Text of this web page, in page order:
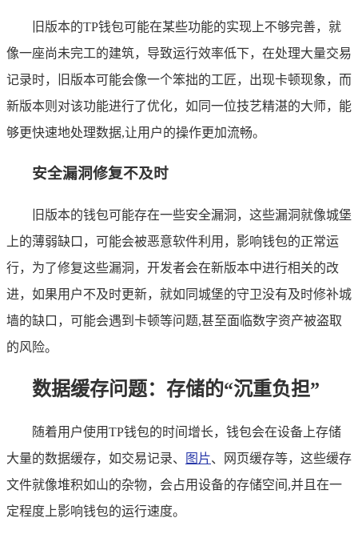
旧版本的TP钱包可能在某些功能的实现上不够完善，就
像一座尚未完工的建筑，导致运行效率低下，在处理大量交易
记录时，旧版本可能会像一个笨拙的工匠，出现卡顿现象，而
新版本则对该功能进行了优化，如同一位技艺精湛的大师，能
够更快速地处理数据,让用户的操作更加流畅。
安全漏洞修复不及时
旧版本的钱包可能存在一些安全漏洞，这些漏洞就像城堡
上的薄弱缺口，可能会被恶意软件利用，影响钱包的正常运
行，为了修复这些漏洞，开发者会在新版本中进行相关的改
进，如果用户不及时更新，就如同城堡的守卫没有及时修补城
墙的缺口，可能会遇到卡顿等问题,甚至面临数字资产被盗取
的风险。
数据缓存问题：存储的“沉重负担”
随着用户使用TP钱包的时间增长，钱包会在设备上存储
大量的数据缓存，如交易记录、
图片、网页缓存等，这些缓存
文件就像堆积如山的杂物，会占用设备的存储空间,并且在一
定程度上影响钱包的运行速度。